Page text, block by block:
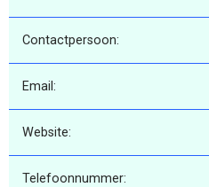
Contactpersoon:
Email:
Website:
Telefoonnummer: